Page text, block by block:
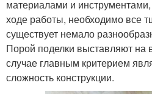
материалами и
ходе работы, необходимо все
существует немало
Порой поделки выставляют на
случае главным критерием
сложность конструкции.